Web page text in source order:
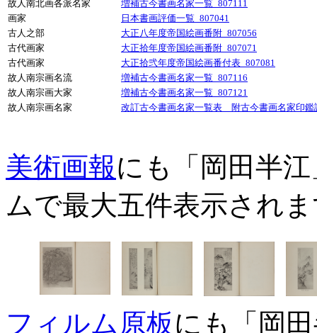
故人南北画各派名家
増補古今書画名家一覧_807111
画家
日本書画評価一覧_807041
古人之部
大正八年度帝国絵画番附_807056
古代画家
大正拾年度帝国絵画番附_807071
古代画家
大正拾弐年度帝国絵画番付表_807081
故人南宗画名流
増補古今書画名家一覧_807116
故人南宗画大家
増補古今書画名家一覧_807121
故人南宗画名家
改訂古今書画名家一覧表 附古今書画名家印鑑
美術画報にも「岡田半
ムで最大五件表示され
フィルム原板にも「岡